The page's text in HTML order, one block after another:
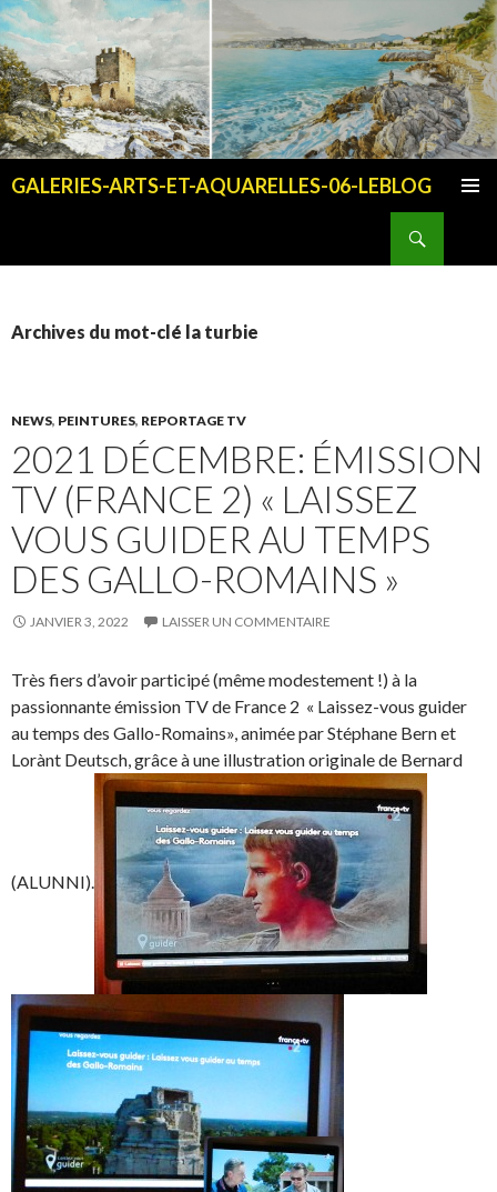
GALERIES-ARTS-ET-AQUARELLES-06-LEBLOG
Archives du mot-clé la turbie
NEWS, PEINTURES, REPORTAGE TV
2021 DÉCEMBRE: ÉMISSION
TV (FRANCE 2) « LAISSEZ
VOUS GUIDER AU TEMPS
DES GALLO-ROMAINS »
JANVIER 3, 2022 LAISSER UN COMMENTAIRE
Très fiers d’avoir participé (même modestement !) à la
passionnante émission TV de France 2 « Laissez-vous guider
au temps des Gallo-Romains», animée par Stéphane Bern et
Lorànt Deutsch, grâce à une illustration originale de Bernard
(ALUNNI).